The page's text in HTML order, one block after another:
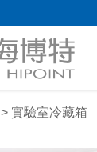
> 實驗室冷藏箱